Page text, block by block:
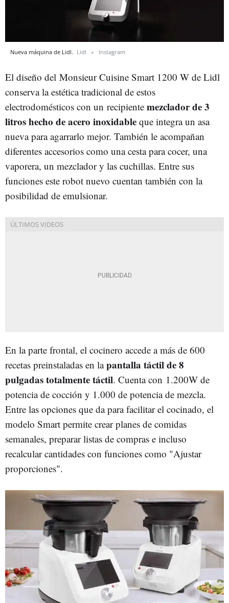
Nueva máquina de Lidl. Lidl Instagram
El diseño del Monsieur Cuisine Smart 1200 W de Lidl
conserva la estética tradicional de estos
electrodomésticos con un recipiente mezclador de 3
litros hecho de acero inoxidable que integra un asa
nueva para agarrarlo mejor. También le acompañan
diferentes accesorios como una cesta para cocer, una
vaporera, un mezclador y las cuchillas. Entre sus
funciones este robot nuevo cuentan también con la
posibilidad de emulsionar.
En la parte frontal, el cocinero accede a más de 600
recetas preinstaladas en lapantalla táctil de 8
pulgadas totalmente táctil. Cuenta con 1.200W de
potencia de cocción y 1.000 de potencia de mezcla.
Entre las opciones que da para facilitar el cocinado, el
modelo Smart permite crear planes de comidas
semanales, preparar listas de compras e incluso
recalcular cantidades con funciones como "Ajustar
proporciones".